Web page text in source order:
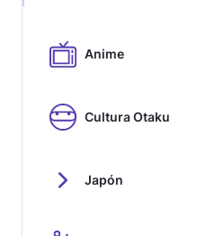
Anime
Cultura Otaku
Japón